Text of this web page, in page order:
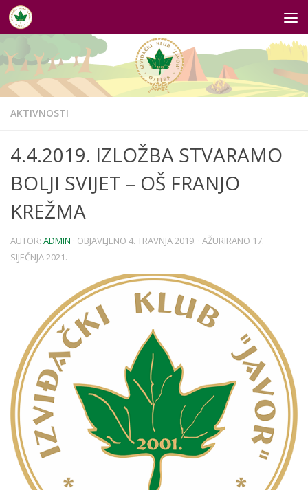
Skip to content
AKTIVNOSTI
4.4.2019. IZLOŽBA STVARAMO
BOLJI SVIJET – OŠ FRANJO
KREŽMA
AUTOR: ADMIN · OBJAVLJENO 4. TRAVNJA 2019. · AŽURIRANO 17.
SIJEČNJA 2021.